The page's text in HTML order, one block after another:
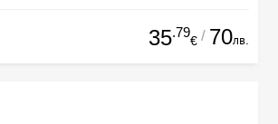
35.79
€ / 70лв.